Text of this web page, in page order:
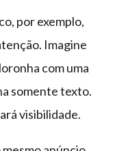
por exemplo,
Imagine
com uma
somente texto.
visibilidade.